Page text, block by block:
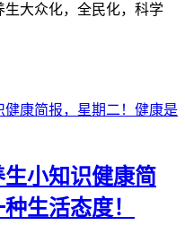
大众化，全民化，科学
生小知识健康简
生活态度！